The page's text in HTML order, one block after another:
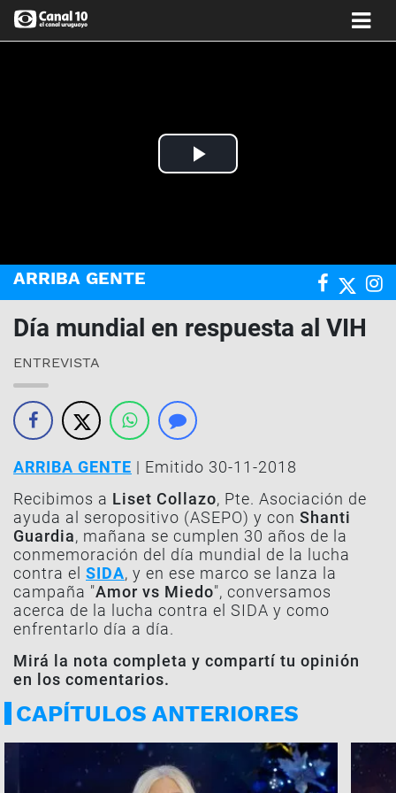
Play
ARRIBA GENTE
Día mundial en respuesta al VIH
ENTREVISTA
ARRIBA GENTE | Emitido 30-11-2018
Recibimos a Liset Collazo, Pte. Asociación de
ayuda al seropositivo (ASEPO) y con Shanti
Guardia, mañana se cumplen 30 años de la
conmemoración del día mundial de la lucha
contra el SIDA, y en ese marco se lanza la
campaña "Amor vs Miedo", conversamos
acerca de la lucha contra el SIDA y como
enfrentarlo día a día.
Mirá la nota completa y compartí tu opinión
en los comentarios.
CAPÍTULOS ANTERIORES